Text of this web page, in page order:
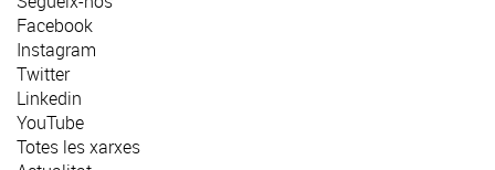
Facebook
Instagram
Twitter
Linkedin
YouTube
Totes les xarxes